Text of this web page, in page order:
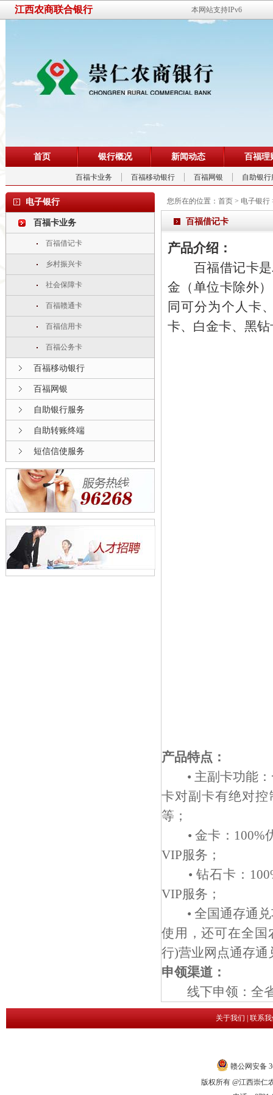
江西农商联合银行 本网站支持IPv6
首页 银行概况 新闻动态 百福理
百福卡业务 百福移动银行 百福网银 自助银行
电子银行
百福卡业务
百福借记卡
乡村振兴卡
社会保障卡
百福赣通卡
百福信用卡
百福公务卡
百福移动银行
百福网银
自助银行服务
自助转账终端
短信信使服务
您所在的位置： 首页 > 电子银行
百福借记卡
产品介绍：
百福借记卡是
金（单位卡除外
同可分为个人卡
卡、白金卡、黑
产品特点：
• 主副卡功能：
卡对副卡有绝对
等；
• 金卡：100%优
VIP服务；
• 钻石卡：
VIP服务；
• 全国通存通兑
使用，还可在全国
行)营业网点通存通
申领渠道：
线下申领：全省
关于我们 联系
赣公网安备
版权所有 @江西崇仁